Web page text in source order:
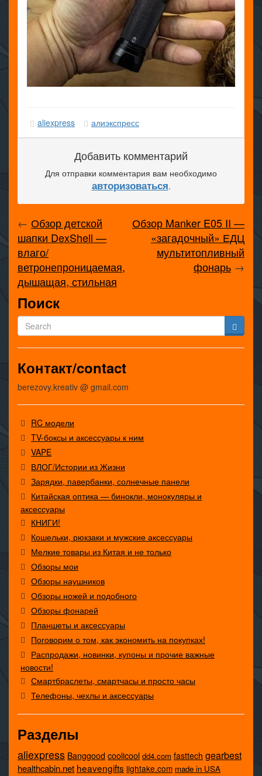
aliexpress алиэкспресс
Добавить комментарий
Для отправки комментария вам необходимо
авторизоваться.
← Обзор детской
шапки DexShell —
влаго/
ветронепроницаемая,
дышащая, стильная
Обзор Manker E05 II —
«загадочный» ЕДЦ
мультитопливный
фонарь →
Поиск
Контакт/contact
berezovy.kreativ @ gmail.com
RC модели
TV-боксы и аксессуары к ним
VAPE
ВЛОГ/Истории из Жизни
Зарядки, павербанки, солнечные панели
Китайская оптика — бинокли, монокуляры и
аксессуары
КНИГИ!
Кошельки, рюкзаки и мужские аксессуары
Мелкие товары из Китая и не только
Обзоры мои
Обзоры наушников
Обзоры ножей и подобного
Обзоры фонарей
Планшеты и аксессуары
Поговорим о том, как экономить на покупках!
Распродажи, новинки, купоны и прочие важные
новости!
Смартбраслеты, смартчасы и просто часы
Телефоны, чехлы и аксессуары
Разделы
aliexpress Banggood coolicool dd4.com fasttech gearbest
healthcabin.net heavengifts lightake.com made in USA